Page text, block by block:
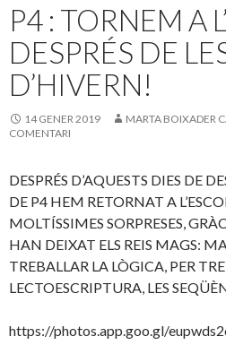
P4 : TORNEM A
DESPRÉS DE
D’HIVERN!
14 GENER 2019 MARTA BOIXADER
COMENTARI
DESPRÉS D’AQUESTS DIES DE
DE P4 HEM RETORNAT A
MOLTÍSSIMES SORPRESES,
HAN DEIXAT ELS REIS MAGS:
TREBALLAR LA LÒGICA, PER
LECTOESCRIPTURA, LES
https://photos.app.goo.gl/